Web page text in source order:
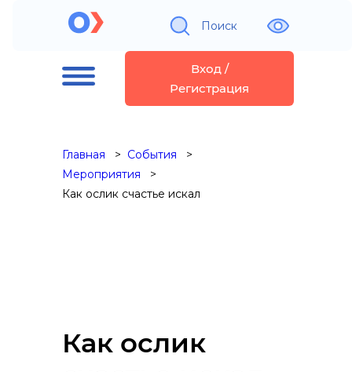
Поиск
Вход /
Регистрация
Главная
События
Мероприятия
Как ослик счастье искал
Как ослик